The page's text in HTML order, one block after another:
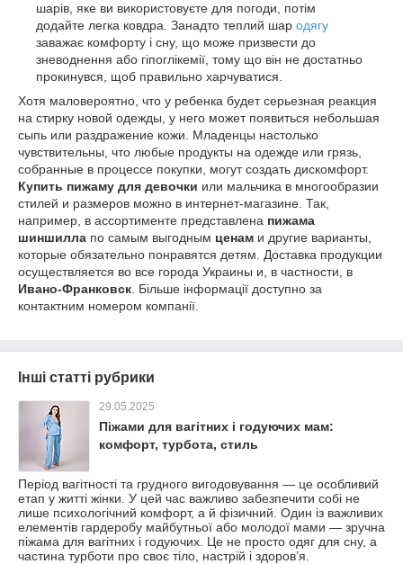
шарів, яке ви використовуєте для погоди, потім
додайте легка ковдра. Занадто теплий шар одягу
заважає комфорту і сну, що може призвести до
зневоднення або гіпоглікемії, тому що він не достатньо
прокинувся, щоб правильно харчуватися.
Хотя маловероятно, что у ребенка будет серьезная реакция
на стирку новой одежды, у него может появиться небольшая
сыпь или раздражение кожи. Младенцы настолько
чувствительны, что любые продукты на одежде или грязь,
собранные в процессе покупки, могут создать дискомфорт.
Купить пижаму для девочки или мальчика в многообразии
стилей и размеров можно в интернет-магазине. Так,
например, в ассортименте представлена пижама
шиншилла по самым выгодным ценам и другие варианты,
которые обязательно понравятся детям. Доставка продукции
осуществляется во все города Украины и, в частности, в
Ивано-Франковск . Більше інформації доступно за
контактним номером компанії.
Інші статті рубрики
29.05.2025
Піжами для вагітних і годуючих мам:
комфорт, турбота, стиль
Період вагітності та грудного вигодовування — це особливий
етап у житті жінки. У цей час важливо забезпечити собі не
лише психологічний комфорт, а й фізичний. Один із важливих
елементів гардеробу майбутньої або молодої мами — зручна
піжама для вагітних і годуючих. Це не просто одяг для сну, а
частина турботи про своє тіло, настрій і здоров’я.